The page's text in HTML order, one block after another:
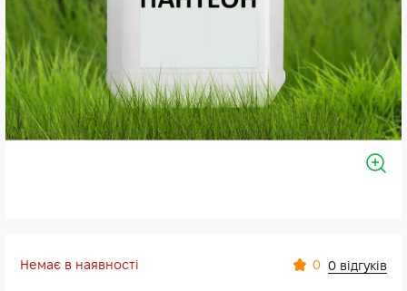
Немає в наявності 0 0 відгуків